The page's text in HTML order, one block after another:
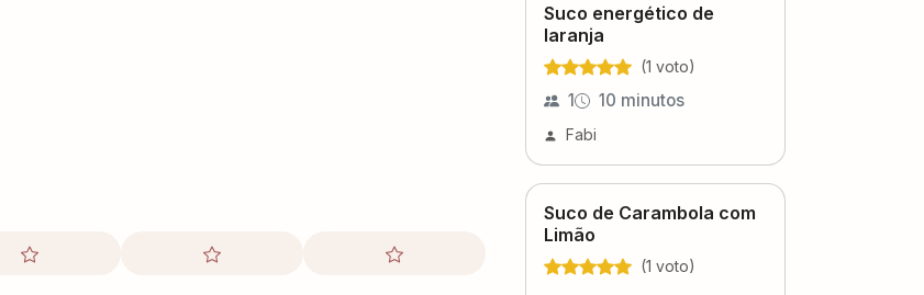
Suco energético de
laranja
(1 voto)
1 10 minutos
Fabi
Suco de Carambola com
Limão
(1 voto)